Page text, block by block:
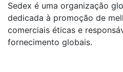
Sedex é uma organização
dedicada à promoção de
comerciais éticas e
fornecimento globais.